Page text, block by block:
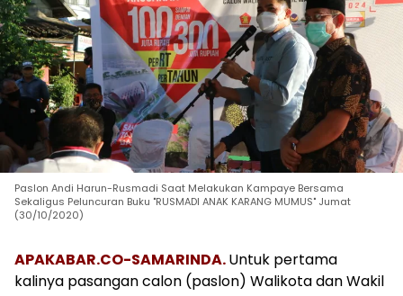
Paslon Andi Harun-Rusmadi Saat Melakukan Kampaye Bersama
Sekaligus Peluncuran Buku "RUSMADI ANAK KARANG MUMUS" Jumat
(30/10/2020)
APAKABAR.CO-SAMARINDA.Untuk pertama
kalinya pasangan calon (paslon) Walikota dan Wakil